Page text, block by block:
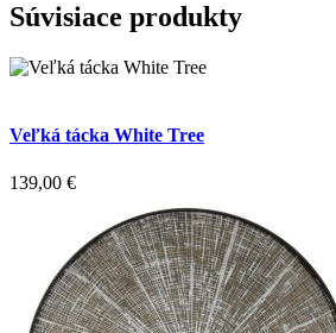
Súvisiace produkty
Veľká tácka White Tree
139,00 €